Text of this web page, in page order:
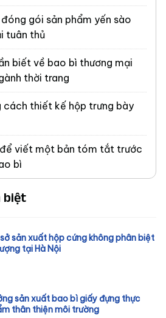
gói sản phẩm yến sào
tuân thủ
biết về bao bì thương mại
thời trang
cách thiết kế hộp trưng bày
viết một bản tóm tắt trước
bì
biệt
sản xuất hộp cứng không phân biệt
tại Hà Nội
sản xuất bao bì giấy đựng thực
thân thiện môi trường